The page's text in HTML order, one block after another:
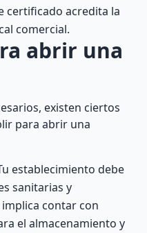
certificado acredita la
comercial.
abrir una
existen ciertos
para abrir una
establecimiento debe
sanitarias y
contar con
el almacenamiento y